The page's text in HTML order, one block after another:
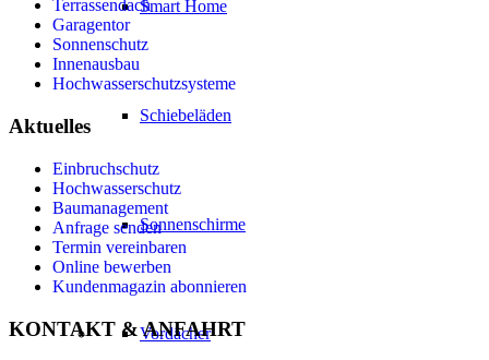
Smart Home
Schiebeläden
Sonnenschirme
Vordächer
Terrassendach
Garagentor
Sonnenschutz
Innenausbau
Hochwasserschutzsysteme
Aktuelles
Einbruchschutz
Hochwasserschutz
Baumanagement
Anfrage senden
Termin vereinbaren
Online bewerben
Kundenmagazin abonnieren
KONTAKT & ANFAHRT